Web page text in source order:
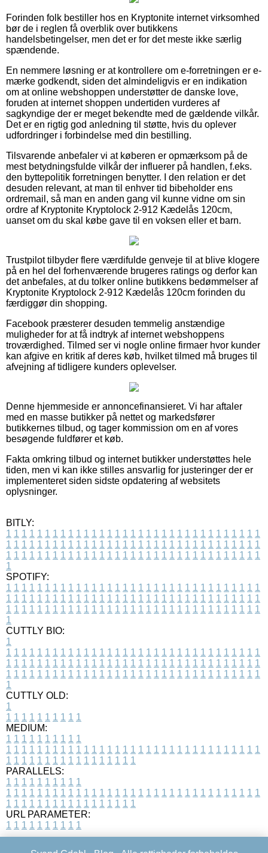
Forinden folk bestiller hos en Kryptonite internet virksomhed
bør de i reglen få overblik over butikkens
handelsbetingelser, men det er for det meste ikke særlig
spændende.
En nemmere løsning er at kontrollere om e-forretningen er e-
mærke godkendt, siden det almindeligvis er en indikation
om at online webshoppen understøtter de danske love,
foruden at internet shoppen undertiden vurderes af
sagkyndige der er meget bekendte med de gældende vilkår.
Det er en rigtig god anledning til støtte, hvis du oplever
udfordringer i forbindelse med din bestilling.
Tilsvarende anbefaler vi at køberen er opmærksom på de
mest betydningsfulde vilkår der influerer på handlen, f.eks.
den byttepolitik forretningen benytter. I den relation er det
desuden relevant, at man til enhver tid bibeholder ens
ordremail, så man en anden gang vil kunne vidne om sin
ordre af Kryptonite Kryptolock 2-912 Kædelås 120cm,
uanset om du skal købe gave til en voksen eller et barn.
Trustpilot tilbyder flere værdifulde genveje til at blive klogere
på en hel del forhenværende brugeres ratings og derfor kan
det anbefales, at du tolker online butikkens bedømmelser af
Kryptonite Kryptolock 2-912 Kædelås 120cm forinden du
færdiggør din shopping.
Facebook præsterer desuden temmelig anstændige
muligheder for at få indtryk af internet webshoppens
troværdighed. Tilmed ser vi nogle online firmaer hvor kunder
kan afgive en kritik af deres køb, hvilket tilmed må bruges til
afvejning af tidligere kunders oplevelser.
Denne hjemmeside er annoncefinansieret. Vi har aftaler
med en masse butikker på nettet og markedsfører
butikkernes tilbud, og tager kommission om en af vores
besøgende fuldfører et køb.
Fakta omkring tilbud og internet butikker understøttes hele
tiden, men vi kan ikke stilles ansvarlig for justeringer der er
implementeret siden sidste opdatering af websitets
oplysninger.
BITLY:
1 1 1 1 1 1 1 1 1 1 1 1 1 1 1 1 1 1 1 1 1 1 1 1 1 1 1 1 1 1 1 1 1
1 1 1 1 1 1 1 1 1 1 1 1 1 1 1 1 1 1 1 1 1 1 1 1 1 1 1 1 1 1 1 1 1
1 1 1 1 1 1 1 1 1 1 1 1 1 1 1 1 1 1 1 1 1 1 1 1 1 1 1 1 1 1 1 1 1
1
SPOTIFY:
1 1 1 1 1 1 1 1 1 1 1 1 1 1 1 1 1 1 1 1 1 1 1 1 1 1 1 1 1 1 1 1 1
1 1 1 1 1 1 1 1 1 1 1 1 1 1 1 1 1 1 1 1 1 1 1 1 1 1 1 1 1 1 1 1 1
1 1 1 1 1 1 1 1 1 1 1 1 1 1 1 1 1 1 1 1 1 1 1 1 1 1 1 1 1 1 1 1 1
1
CUTTLY BIO:
1
1 1 1 1 1 1 1 1 1 1 1 1 1 1 1 1 1 1 1 1 1 1 1 1 1 1 1 1 1 1 1 1 1
1 1 1 1 1 1 1 1 1 1 1 1 1 1 1 1 1 1 1 1 1 1 1 1 1 1 1 1 1 1 1 1 1
1 1 1 1 1 1 1 1 1 1 1 1 1 1 1 1 1 1 1 1 1 1 1 1 1 1 1 1 1 1 1 1 1
1
CUTTLY OLD:
1
1 1 1 1 1 1 1 1 1 1
MEDIUM:
1 1 1 1 1 1 1 1 1 1
1 1 1 1 1 1 1 1 1 1 1 1 1 1 1 1 1 1 1 1 1 1 1 1 1 1 1 1 1 1 1 1 1
1 1 1 1 1 1 1 1 1 1 1 1 1 1 1 1 1
PARALLELS:
1 1 1 1 1 1 1 1 1 1
1 1 1 1 1 1 1 1 1 1 1 1 1 1 1 1 1 1 1 1 1 1 1 1 1 1 1 1 1 1 1 1 1
1 1 1 1 1 1 1 1 1 1 1 1 1 1 1 1 1
URL PARAMETER:
1 1 1 1 1 1 1 1 1 1